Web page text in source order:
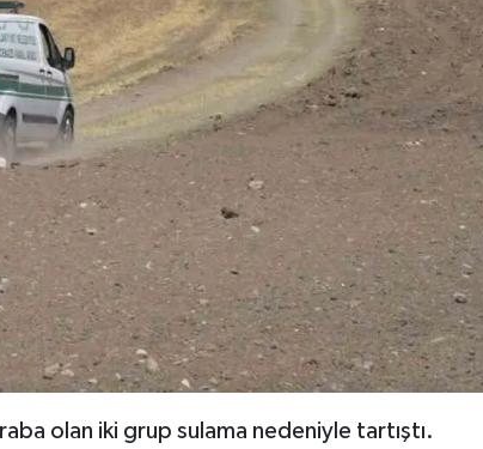
olan iki grup sulama nedeniyle tartıştı.